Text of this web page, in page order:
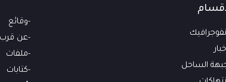
الساحل
وقائع
عن قرب
ملفات
كتابات